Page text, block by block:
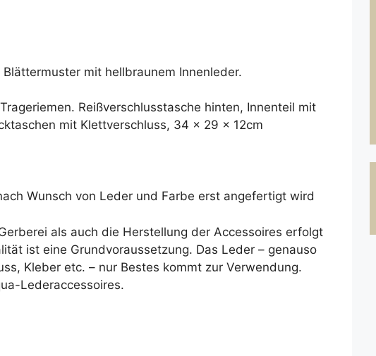
mit hellbraunem Innenleder.
Reißverschlusstasche hinten, Innenteil mit
mit Klettverschluss, 34 x 29 x 12cm
Wunsch von Leder und Farbe erst angefertigt wird
als auch die Herstellung der Accessoires erfolgt
ist eine Grundvoraussetzung. Das Leder – genauso
Kleber etc. – nur Bestes kommt zur Verwendung.
Lederaccessoires.